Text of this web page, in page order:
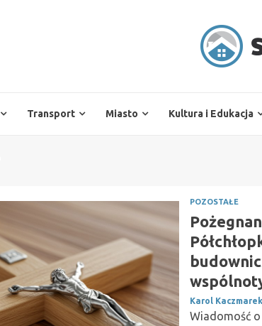
Transport Miasto Kultura i Edukacja
POZOSTAŁE
Karol Kaczmarek
Wiadomość o